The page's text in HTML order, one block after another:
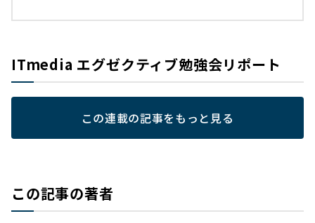
ITmedia エグゼクティブ勉強会リポート
この連載の記事をもっと見る
この記事の著者